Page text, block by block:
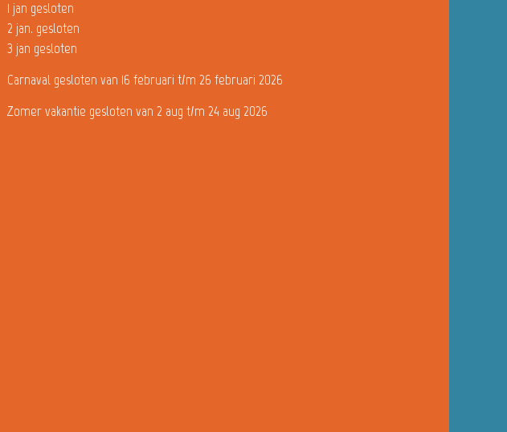
1 jan gesloten
2 jan. gesloten
3 jan gesloten
Carnaval gesloten van 16 februari t/m 26 februari 2026
Zomer vakantie gesloten van 2 aug t/m 24 aug 2026